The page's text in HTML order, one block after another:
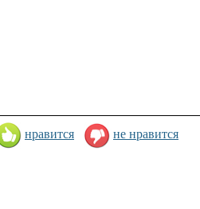
нравится не нравится